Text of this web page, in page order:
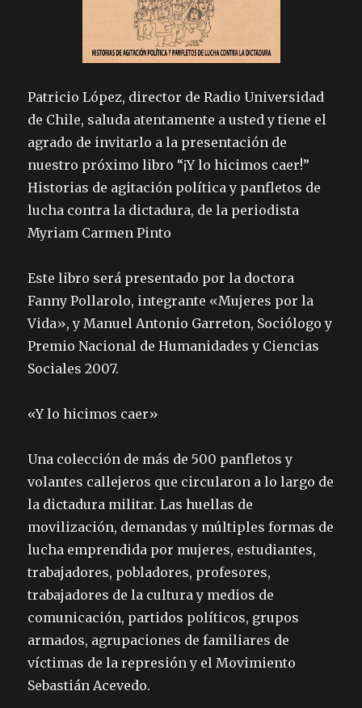
Patricio López, director de Radio Universidad
de Chile, saluda atentamente a usted y tiene el
agrado de invitarlo a la presentación de
nuestro próximo libro “¡Y lo hicimos caer!”
Historias de agitación política y panfletos de
lucha contra la dictadura, de la periodista
Myriam Carmen Pinto
Este libro será presentado por la doctora
Fanny Pollarolo, integrante «Mujeres por la
Vida», y Manuel Antonio Garreton, Sociólogo y
Premio Nacional de Humanidades y Ciencias
Sociales 2007.
«Y lo hicimos caer»
Una colección de más de 500 panfletos y
volantes callejeros que circularon a lo largo de
la dictadura militar. Las huellas de
movilización, demandas y múltiples formas de
lucha emprendida por mujeres, estudiantes,
trabajadores, pobladores, profesores,
trabajadores de la cultura y medios de
comunicación, partidos políticos, grupos
armados, agrupaciones de familiares de
víctimas de la represión y el Movimiento
Sebastián Acevedo.